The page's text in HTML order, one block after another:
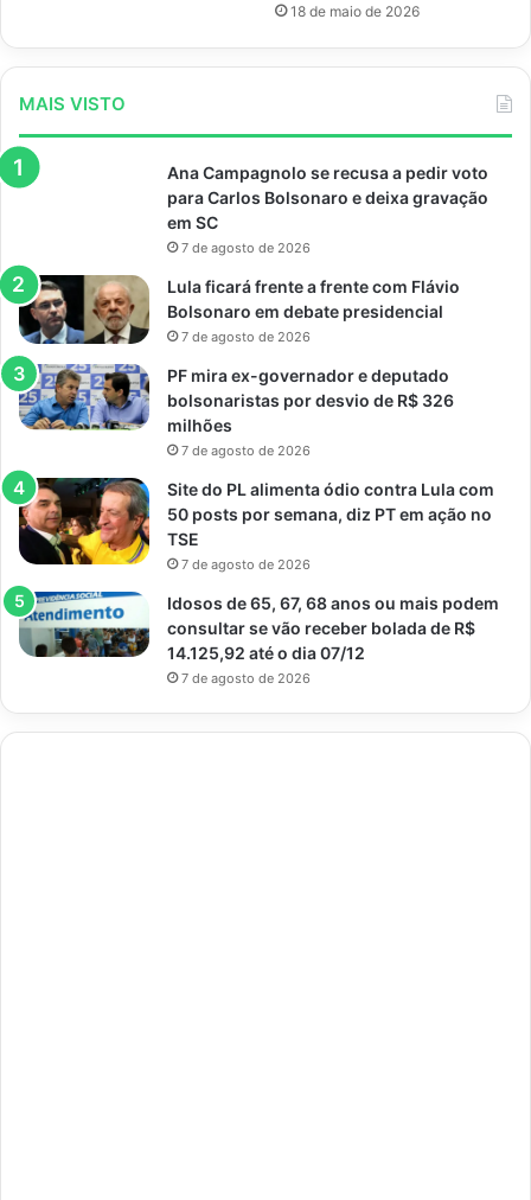
18 de maio de 2026
MAIS VISTO
Ana Campagnolo se recusa a pedir voto
para Carlos Bolsonaro e deixa gravação
em SC
7 de agosto de 2026
Lula ficará frente a frente com Flávio
Bolsonaro em debate presidencial
7 de agosto de 2026
PF mira ex-governador e deputado
bolsonaristas por desvio de R$ 326
milhões
7 de agosto de 2026
Site do PL alimenta ódio contra Lula com
50 posts por semana, diz PT em ação no
TSE
7 de agosto de 2026
Idosos de 65, 67, 68 anos ou mais podem
consultar se vão receber bolada de R$
14.125,92 até o dia 07/12
7 de agosto de 2026